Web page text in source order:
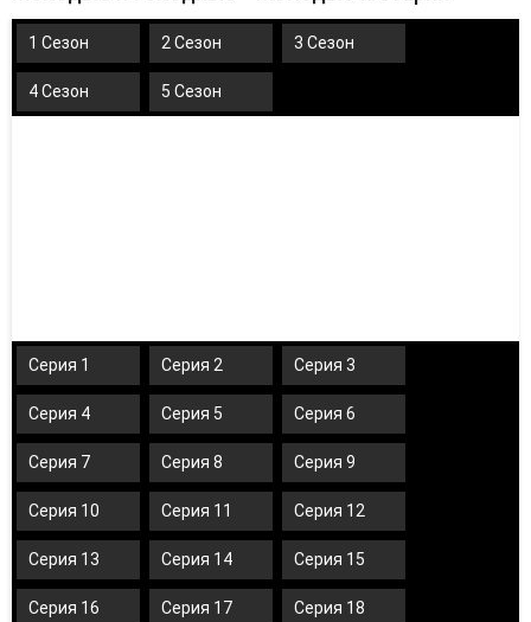
1 Сезон 2 Сезон 3 Сезон
4 Сезон 5 Сезон
Серия 1 Серия 2 Серия 3
Серия 4 Серия 5 Серия 6
Серия 7 Серия 8 Серия 9
Серия 10 Серия 11 Серия 12
Серия 13 Серия 14 Серия 15
Серия 16 Серия 17 Серия 18